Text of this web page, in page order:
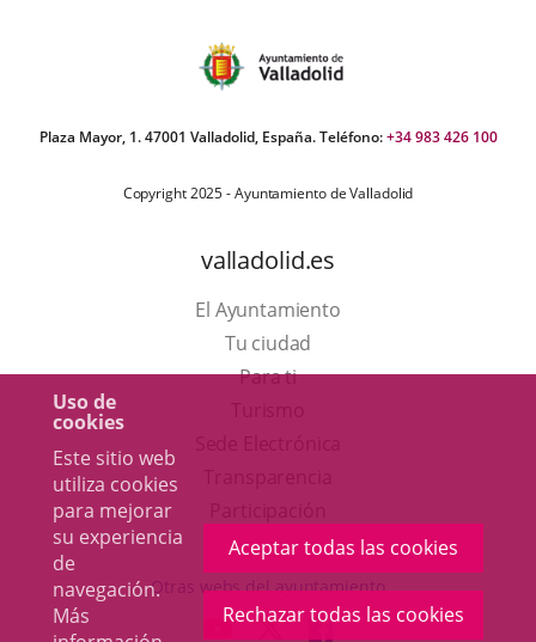
Uso de
cookies
Este sitio web
utiliza cookies
para mejorar
su experiencia
de
navegación.
Más
Aceptar todas las cookies
Rechazar todas las cookies
Plaza Mayor, 1. 47001 Valladolid, España. Teléfono:+34 983 426 100
Copyright 2025 - Ayuntamiento de Valladolid
valladolid.es
El Ayuntamiento
Tu ciudad
Para ti
en
una
ventana
aplicación
externa.
Otras webs del ayuntamiento
ENLACEENLACEENLACE